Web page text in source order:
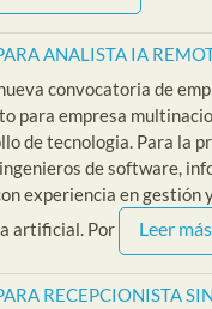
ANALISTA IA
convocatoria de
para empresa
de tecnologia. Para la
de software,
experiencia en gestión
artificial. Por
Leer
RECEPCIONISTA